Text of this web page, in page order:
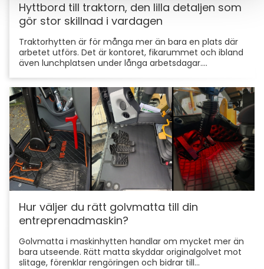
Hyttbord till traktorn, den lilla detaljen som
gör stor skillnad i vardagen
Traktorhytten är för många mer än bara en plats där
arbetet utförs. Det är kontoret, fikarummet och ibland
även lunchplatsen under långa arbetsdagar....
Hur väljer du rätt golvmatta till din
entreprenadmaskin?
Golvmatta i maskinhytten handlar om mycket mer än
bara utseende. Rätt matta skyddar originalgolvet mot
slitage, förenklar rengöringen och bidrar till...